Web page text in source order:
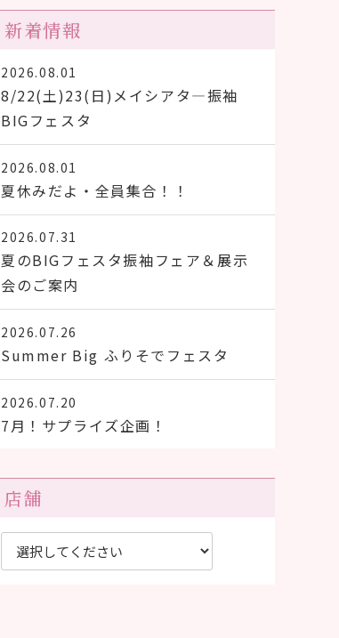
新着情報
2026.08.01
8/22(土)23(日)メイシアタ―振袖
BIGフェスタ
2026.08.01
夏休みだよ・全員集合！！
2026.07.31
夏のBIGフェスタ振袖フェア＆展示
会のご案内
2026.07.26
Summer Big ふりそでフェスタ
2026.07.20
7月！サプライズ企画！
店舗